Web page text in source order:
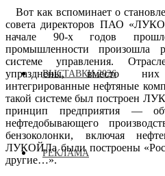
ВЫСТАВКИ 2026
РЕКЛАМА
Вот как вспоминает о
совета директоров ПАО
начале 90-х годов
промышленности произошла
системе управления.
упразднены, вместо них
интегрированные нефтяные
такой системе был построен
принцип предприятия —
нефтедобывающего
бензоколонки, включая
ЛУКОЙЛа были построены
другие…».